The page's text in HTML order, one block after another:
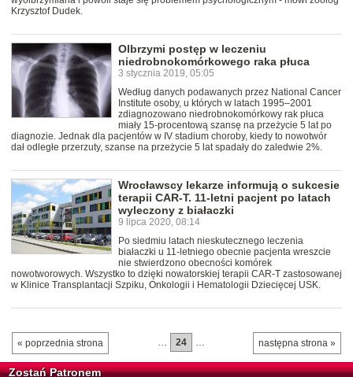
Krzysztof Dudek.
Olbrzymi postęp w leczeniu
niedrobnokomórkowego raka płuca
3 stycznia 2019, 05:05
Według danych podawanych przez National Cancer
Institute osoby, u których w latach 1995–2001
zdiagnozowano niedrobnokomórkowy rak płuca
miały 15-procentową szansę na przeżycie 5 lat po
diagnozie. Jednak dla pacjentów w IV stadium choroby, kiedy to nowotwór
dał odległe przerzuty, szanse na przeżycie 5 lat spadały do zaledwie 2%.
Wrocławscy lekarze informują o sukcesie
terapii CAR-T. 11-letni pacjent po latach
wyleczony z białaczki
9 lipca 2020, 08:14
Po siedmiu latach nieskutecznego leczenia
białaczki u 11-letniego obecnie pacjenta wreszcie
nie stwierdzono obecności komórek
nowotworowych. Wszystko to dzięki nowatorskiej terapii CAR-T zastosowanej
w Klinice Transplantacji Szpiku, Onkologii i Hematologii Dziecięcej USK.
« poprzednia strona następna strona »
… 24 …
Zostań Patronem